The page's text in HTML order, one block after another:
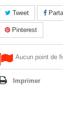
Tweet
Pinterest
Aucun point de
Imprimer